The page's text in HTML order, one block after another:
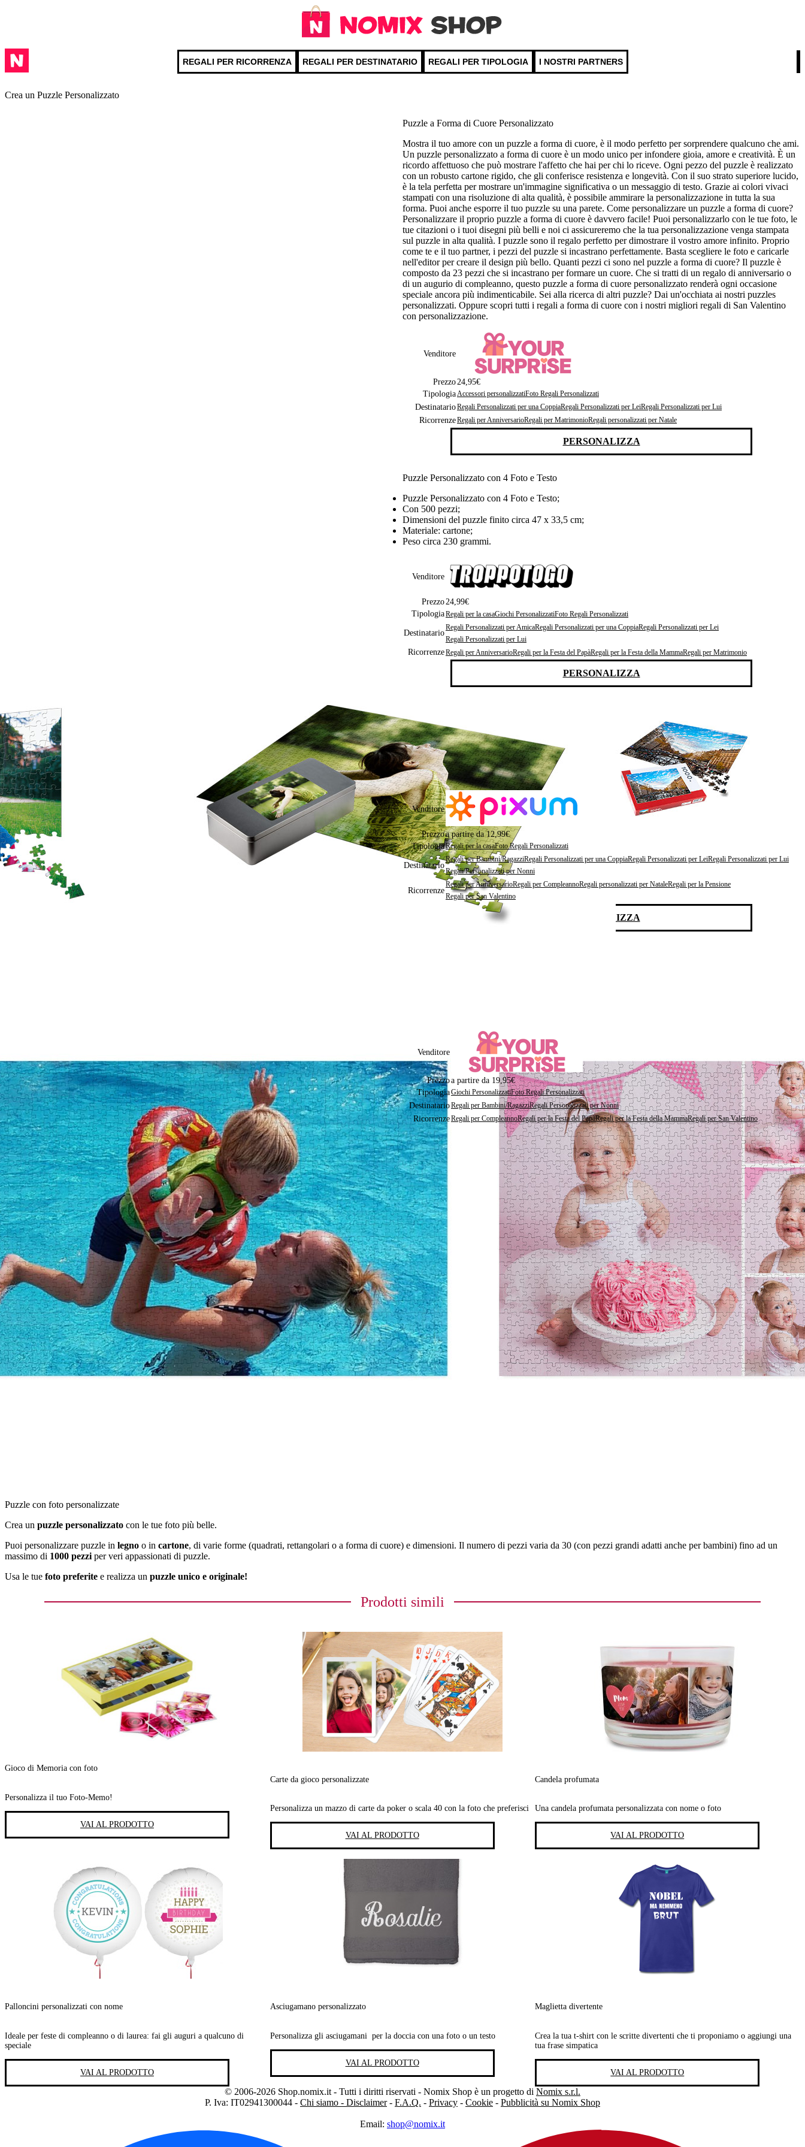
REGALI PER RICORRENZA REGALI PER DESTINATARIO REGALI PER TIPOLOGIA I NOSTRI PARTNERS
Crea un Puzzle Personalizzato
Puzzle a Forma di Cuore Personalizzato
Mostra il tuo amore con un puzzle a forma di cuore, è il modo perfetto per sorprendere qualcuno che ami.
Un puzzle personalizzato a forma di cuore è un modo unico per infondere gioia, amore e creatività. È un
ricordo affettuoso che può mostrare l'affetto che hai per chi lo riceve. Ogni pezzo del puzzle è realizzato
con un robusto cartone rigido, che gli conferisce resistenza e longevità. Con il suo strato superiore lucido,
è la tela perfetta per mostrare un'immagine significativa o un messaggio di testo. Grazie ai colori vivaci
stampati con una risoluzione di alta qualità, è possibile ammirare la personalizzazione in tutta la sua
forma. Puoi anche esporre il tuo puzzle su una parete. Come personalizzare un puzzle a forma di cuore?
Personalizzare il proprio puzzle a forma di cuore è davvero facile! Puoi personalizzarlo con le tue foto, le
tue citazioni o i tuoi disegni più belli e noi ci assicureremo che la tua personalizzazione venga stampata
sul puzzle in alta qualità. I puzzle sono il regalo perfetto per dimostrare il vostro amore infinito. Proprio
come te e il tuo partner, i pezzi del puzzle si incastrano perfettamente. Basta scegliere le foto e caricarle
nell'editor per creare il design più bello. Quanti pezzi ci sono nel puzzle a forma di cuore? Il puzzle è
composto da 23 pezzi che si incastrano per formare un cuore. Che si tratti di un regalo di anniversario o
di un augurio di compleanno, questo puzzle a forma di cuore personalizzato renderà ogni occasione
speciale ancora più indimenticabile. Sei alla ricerca di altri puzzle? Dai un'occhiata ai nostri puzzles
personalizzati. Oppure scopri tutti i regali a forma di cuore con i nostri migliori regali di San Valentino
con personalizzazione.
Venditore
Prezzo 24,95€
TipologiaAccessori personalizzatiFoto Regali Personalizzati
DestinatarioRegali Personalizzati per una CoppiaRegali Personalizzati per LeiRegali Personalizzati per Lui
RicorrenzeRegali per AnniversarioRegali per MatrimonioRegali personalizzati per Natale
PERSONALIZZA
Puzzle Personalizzato con 4 Foto e Testo
Puzzle Personalizzato con 4 Foto e Testo;
Con 500 pezzi;
Dimensioni del puzzle finito circa 47 x 33,5 cm;
Materiale: cartone;
Peso circa 230 grammi.
Venditore
Prezzo24,99€
TipologiaRegali per la casaGiochi PersonalizzatiFoto Regali Personalizzati
Destinatario
Regali Personalizzati per AmicaRegali Personalizzati per una CoppiaRegali Personalizzati per Lei
Regali Personalizzati per Lui
RicorrenzeRegali per AnniversarioRegali per la Festa del PapàRegali per la Festa della MammaRegali per Matrimonio
PERSONALIZZA
Modelli: 112 pezzi, 266 pezzi, 551 pezzi, 1000 pezzi o 1500 pezzi
Marca: Ravensburger
Materiale: solido cartone con superficie satinata
Dimensioni: da 30×20 cm a 80×60 cm
Confezione: scatola in cartone con foto stampata
Venditore
Prezzoa partire da 12,99€
TipologiaRegali per la casaFoto Regali Personalizzati
Destinatario
Regali per Bambini/RagazziRegali Personalizzati per una CoppiaRegali Personalizzati per LeiRegali Personalizzati per Lui
Regali Personalizzati per Nonni
Ricorrenze
Regali per AnniversarioRegali per CompleannoRegali personalizzati per NataleRegali per la Pensione
Regali per San Valentino
PERSONALIZZA
Venditore
Prezzoa partire da 19,95€
TipologiaGiochi PersonalizzatiFoto Regali Personalizzati
DestinatarioRegali per Bambini/RagazziRegali Personalizzati per Nonni
RicorrenzeRegali per CompleannoRegali per la Festa del PapàRegali per la Festa della MammaRegali per San Valentino
PERSONALIZZA
Puzzle con foto personalizzate
Crea un puzzle personalizzato con le tue foto più belle.
Puoi personalizzare puzzle in legno o in cartone, di varie forme (quadrati, rettangolari o a forma di cuore) e dimensioni. Il numero di pezzi varia da 30 (con pezzi grandi adatti anche per bambini) fino ad un
massimo di 1000 pezzi per veri appassionati di puzzle.
Usa le tue foto preferite e realizza un puzzle unico e originale!
Prodotti simili
Gioco di Memoria con foto
Personalizza il tuo Foto-Memo!
VAI AL PRODOTTO
Carte da gioco personalizzate
Personalizza un mazzo di carte da poker o scala 40 con la foto che preferisci
VAI AL PRODOTTO
Candela profumata
Una candela profumata personalizzata con nome o foto
VAI AL PRODOTTO
Palloncini personalizzati con nome
Ideale per feste di compleanno o di laurea: fai gli auguri a qualcuno di
speciale
VAI AL PRODOTTO
Asciugamano personalizzato
Personalizza gli asciugamani per la doccia con una foto o un testo
VAI AL PRODOTTO
Maglietta divertente
Crea la tua t-shirt con le scritte divertenti che ti proponiamo o aggiungi una
tua frase simpatica
VAI AL PRODOTTO
© 2006-2026 Shop.nomix.it - Tutti i diritti riservati - Nomix Shop è un progetto di Nomix s.r.l.
P. Iva: IT02941300044 - Chi siamo - Disclaimer- F.A.Q. - Privacy - Cookie - Pubblicità su Nomix Shop
Email: shop@nomix.it